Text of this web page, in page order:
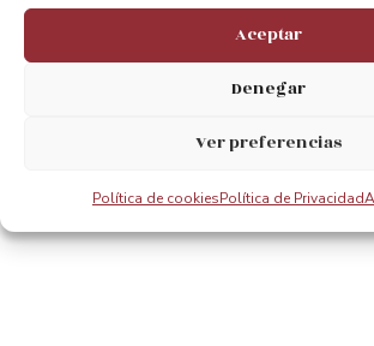
Aceptar
Denegar
Ver preferencias
Política de cookiesPolítica de Privacidad
Getxo hosts the best international skating meet